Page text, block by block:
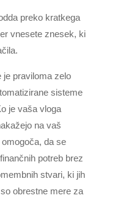
preko kratkega
vnesete znesek, ki
je praviloma zelo
sisteme
je vaša vloga
na vaš
da se
potreb brez
stvari, ki jih
obrestne mere za